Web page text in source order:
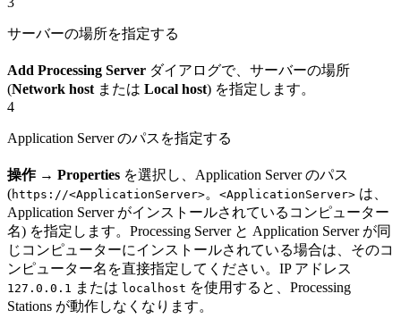
サーバーの場所を指定する
Add Processing Server ダイアログで、サーバーの場所
(Network host または Local host) を指定します。
4
Application Server のパスを指定する
操作 → Properties を選択し、Application Server のパス
(https://<ApplicationServer>。 <ApplicationServer> は、
Application Server がインストールされているコンピューター
名) を指定します。Processing Server と Application Server が同
じコンピューターにインストールされている場合は、そのコ
ンピューター名を直接指定してください。IP アドレス
127.0.0.1 または localhost を使用すると、Processing
Stations が動作しなくなります。